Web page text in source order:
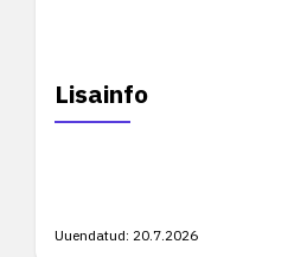
Lisainfo
Uuendatud: 20.7.2026